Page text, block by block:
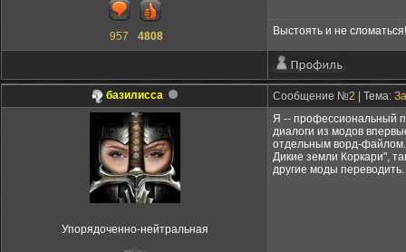
957 4808 Выстоять и не сломаться!
базилисса Сообщение №2 | Тема:
Упорядоченно-нейтральная
Я -- профессиональный
диалоги из модов
отдельным ворд-файлом.
Дикие земли Коркари",
другие моды переводить.